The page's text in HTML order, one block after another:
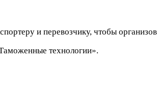
и перевозчику, чтобы
технологии».